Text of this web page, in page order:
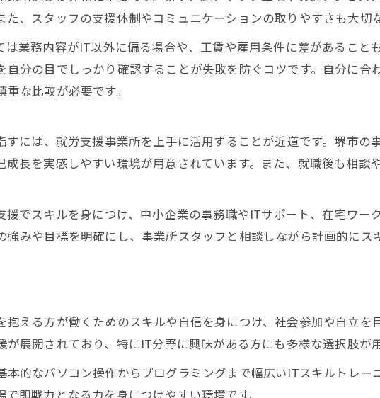
、スタッフの支援体制やコミュニケーションの取りやすさも大切
は業務内容がIT以外に偏る場合や、工賃や雇用条件に差があること
自分の目でしっかり確認することが失敗を防ぐコツです。自分に
な比較が必要です。
すには、就労支援事業所を上手に活用することが近道です。堺市の
成長を実感しやすい環境が用意されています。また、就職後も相談
でスキルを身につけ、中小企業の事務職やITサポート、在宅ワー
みや目標を明確にし、事業所スタッフと相談しながら計画的にス
える方が働くためのスキルや自信を身につけ、社会参加や自立を
展開されており、特にIT分野に興味がある方にも多様な選択肢が
本的なパソコン操作からプログラミングまで幅広いITスキルトレー
即戦力となる力を身につけやすい環境です。